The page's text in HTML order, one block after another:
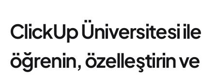
ClickUp Üniversitesi ile
öğrenin, özelleştirin ve